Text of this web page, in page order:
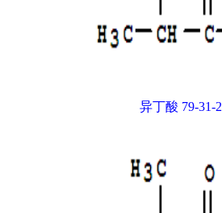
异丁酸 79-31-2